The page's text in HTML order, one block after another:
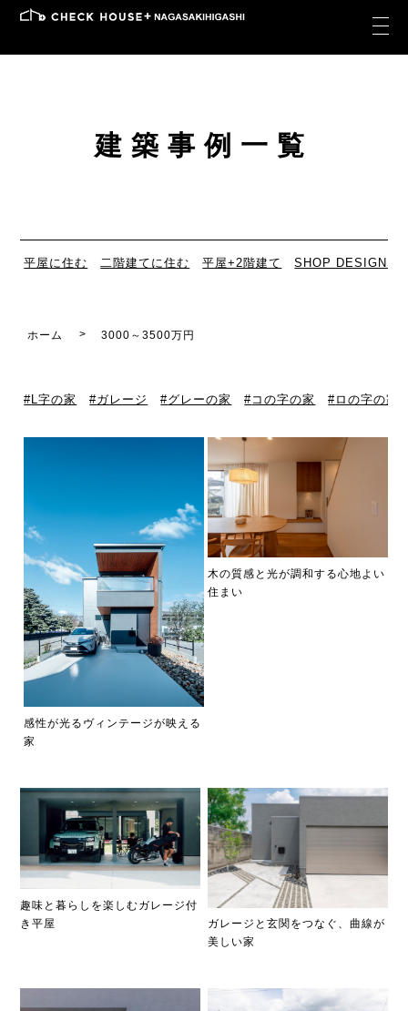
建築事例一覧
平屋に住む 二階建てに住む 平屋+2階建て SHOP DESIGN（
ホーム 3000～3500万円
L字の家 ガレージ グレーの家 コの字の家 ロの字の家
感性が光るヴィンテージが映える
家
木の質感と光が調和する心地よい
住まい
趣味と暮らしを楽しむガレージ付
き平屋
ガレージと玄関をつなぐ、曲線が
美しい家